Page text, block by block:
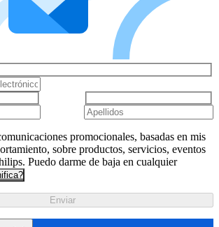
promocionales, basadas en mis
sobre productos, servicios, eventos
Puedo darme de baja en cualquier
Enviar